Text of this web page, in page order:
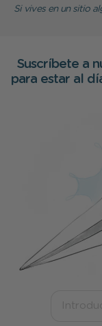
Si vives en un sitio
Suscríbete a
para estar al